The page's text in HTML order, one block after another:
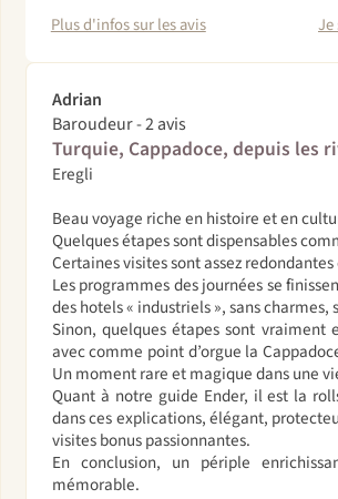
Plus d'infos sur les avis Je
Adrian
Baroudeur - 2 avis
Turquie, Cappadoce, depuis les
Eregli
Beau voyage riche en histoire et en
Quelques étapes sont dispensables
Certaines visites sont assez
Les programmes des journées se
des hotels « industriels », sans
Sinon, quelques étapes sont vraiment
avec comme point d’orgue la
Un moment rare et magique dans une
Quant à notre guide Ender, il est la
dans ces explications, élégant,
visites bonus passionnantes.
En conclusion, un périple
mémorable.